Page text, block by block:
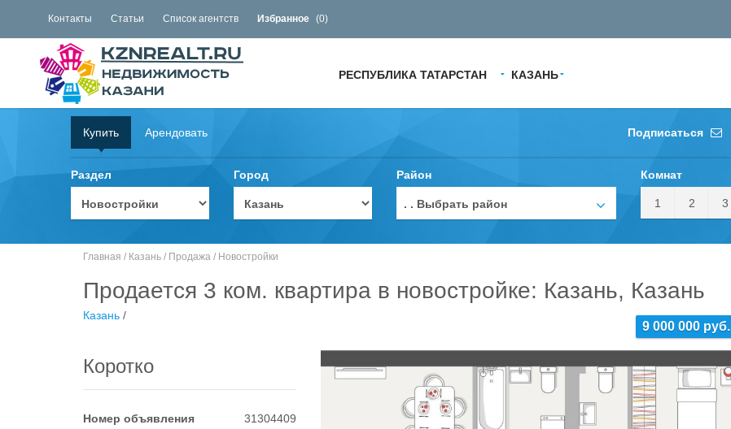
Контакты Статьи Список агентств Избранное (0)
РЕСПУБЛИКА ТАТАРСТАН КАЗАНЬ
Купить Арендовать Подписаться
Раздел Город Район
. . Выбрать район
Комнат
1 2 3
Главная / Казань / Продажа / Новостройки
Продается 3 ком. квартира в новостройке: Казань, Казань
9 000 000 руб.
Казань /
Коротко
Номер объявления
31304409